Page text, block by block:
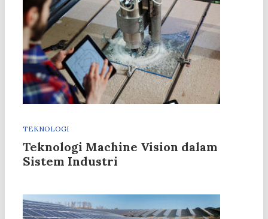
TEKNOLOGI
Teknologi Machine Vision dalam
Sistem Industri